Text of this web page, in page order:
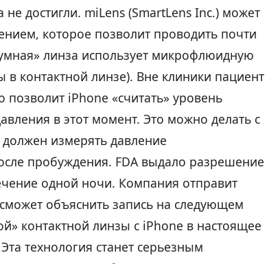
достигли. miLens (SmartLens Inc.) может
которое позволит проводить почти
линза использует микрофлюидную
в контактной линзе). Вне клиники пациент
позволит iPhone «считать» уровень
в этот момент. Это можно делать с
измерять давление
пробуждения. FDA выдало разрешение
одной ночи. Компания отправит
объяснить запись на следующем
контактной линзы с iPhone в настоящее
технология станет серьезным